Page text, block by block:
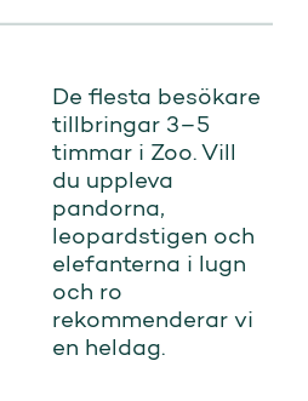
De flesta besökare
tillbringar 3–5
timmar i Zoo. Vill
du uppleva
pandorna,
leopardstigen och
elefanterna i lugn
och ro
rekommenderar vi
en heldag.